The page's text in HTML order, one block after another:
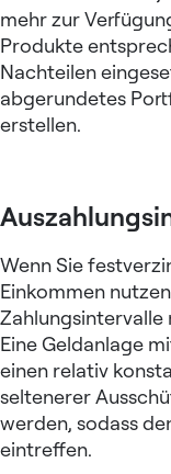
mehr zur
Produkte
Nachteilen
abgerundetes
erstellen.
Wenn Sie
Einkommen
Zahlungsintervalle
EineGeldanlage
einen relativ
seltenerer
werden, sodass
eintreffen.